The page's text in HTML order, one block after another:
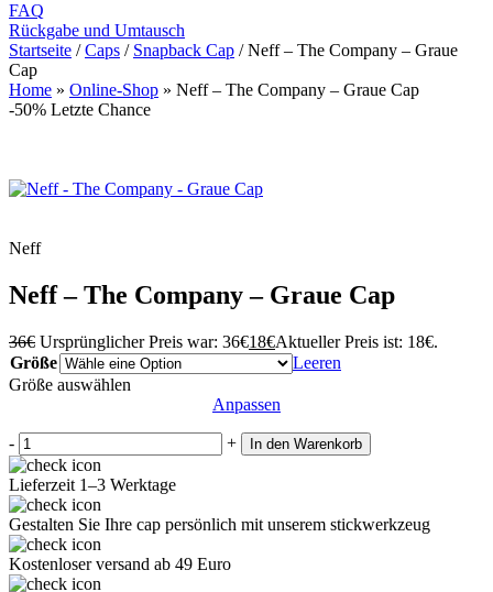
FAQ
Rückgabe und Umtausch
Startseite / Caps / Snapback Cap / Neff – The Company – Graue
Cap
Home » Online-Shop » Neff – The Company – Graue Cap
-50% Letzte Chance
Neff
Neff – The Company – Graue Cap
36€ Ursprünglicher Preis war: 36€18€Aktueller Preis ist: 18€.
Größe
Leeren
Größe auswählen
Anpassen
- + In den Warenkorb
Lieferzeit 1–3 Werktage
Gestalten Sie Ihre cap persönlich mit unserem stickwerkzeug
Kostenloser versand ab 49 Euro